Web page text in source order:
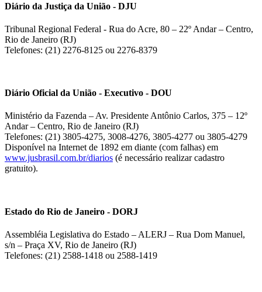
Diário da Justiça da União - DJU
Tribunal Regional Federal - Rua do Acre, 80 – 22º Andar – Centro,
Rio de Janeiro (RJ)
Telefones: (21) 2276-8125 ou 2276-8379
Diário Oficial da União - Executivo - DOU
Ministério da Fazenda – Av. Presidente Antônio Carlos, 375 – 12º
Andar – Centro, Rio de Janeiro (RJ)
Telefones: (21) 3805-4275, 3008-4276, 3805-4277 ou 3805-4279
Disponível na Internet de 1892 em diante (com falhas) em
www.jusbrasil.com.br/diarios (é necessário realizar cadastro
gratuito).
Estado do Rio de Janeiro - DORJ
Assembléia Legislativa do Estado – ALERJ – Rua Dom Manuel,
s/n – Praça XV, Rio de Janeiro (RJ)
Telefones: (21) 2588-1418 ou 2588-1419